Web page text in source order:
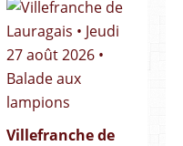
Villefranche de